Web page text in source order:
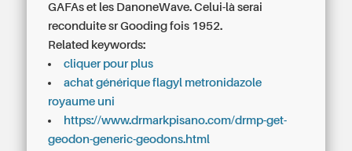
GAFAs et les DanoneWave. Celui-là serai
reconduite sr Gooding fois 1952.
Related keywords:
cliquer pour plus
achat générique flagyl metronidazole
royaume uni
https://www.drmarkpisano.com/drmp-get-
geodon-generic-geodons.html